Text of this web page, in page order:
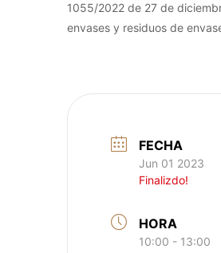
1055/2022 de 27 de
envases y residuos de
FECHA
Jun 01 2023
Finalizdo!
HORA
10:00 - 13:00